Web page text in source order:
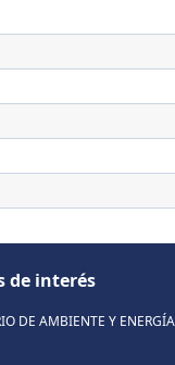
de interés
DE AMBIENTE Y ENERGÍA